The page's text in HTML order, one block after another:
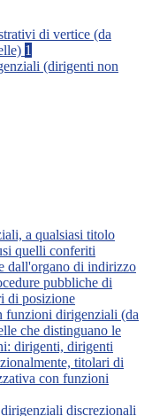
di vertice (da
1
(dirigenti non
a qualsiasi titolo
quelli conferiti
dall'organo di indirizzo
pubbliche di
di posizione
funzioni dirigenziali (da
che distinguano le
dirigenti, dirigenti
titolari di
con funzioni
discrezionali